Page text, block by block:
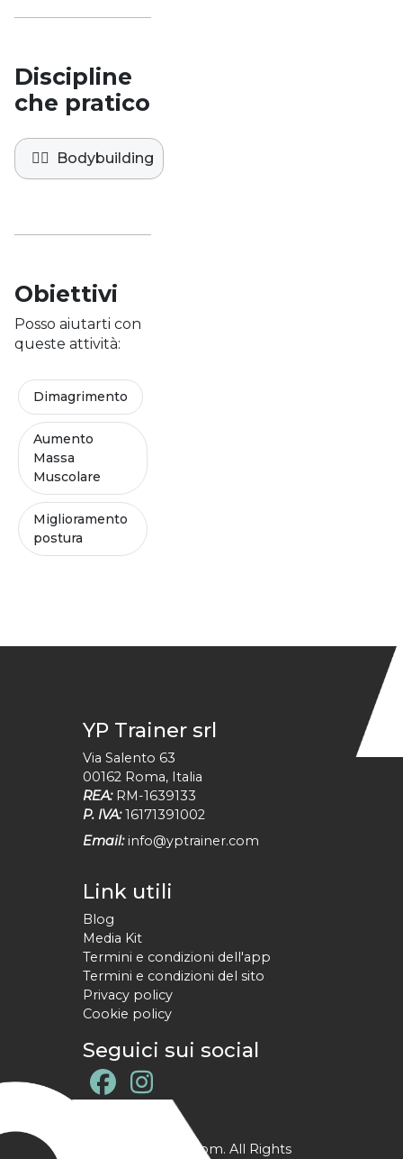
Discipline
che pratico
🏋️‍♀️ Bodybuilding
Obiettivi
Posso aiutarti con
queste attività:
Dimagrimento
Aumento
Massa
Muscolare
Miglioramento
postura
YP Trainer srl
Via Salento 63
00162 Roma, Italia
REA: RM-1639133
P. IVA: 16171391002
Email: info@yptrainer.com
Link utili
Blog
Media Kit
Termini e condizioni dell'app
Termini e condizioni del sito
Privacy policy
Cookie policy
Seguici sui social
@ YPtrainer.com. All Rights